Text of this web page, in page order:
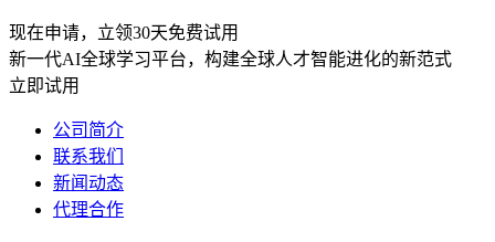
现在申请，立领30天免费试用
新一代AI全球学习平台，构建全球人才智能进化的新范式
立即试用
公司简介
联系我们
新闻动态
代理合作